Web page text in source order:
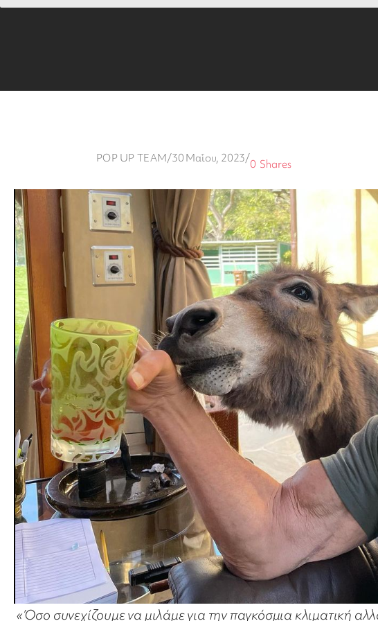
POP UP TEAM/30 Μαΐου, 2023/ Shares
0
«Όσο συνεχίζουμε να μιλάμε για την παγκόσμια κλιματική